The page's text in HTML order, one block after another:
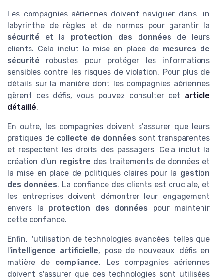
Les compagnies aériennes doivent naviguer dans un
labyrinthe de règles et de normes pour garantir la
sécurité et la protection des données de leurs
clients. Cela inclut la mise en place de mesures de
sécurité robustes pour protéger les informations
sensibles contre les risques de violation. Pour plus de
détails sur la manière dont les compagnies aériennes
gèrent ces défis, vous pouvez consulter cet article
détaillé.
En outre, les compagnies doivent s'assurer que leurs
pratiques de collecte de données sont transparentes
et respectent les droits des passagers. Cela inclut la
création d'un registre des traitements de données et
la mise en place de politiques claires pour la gestion
des données. La confiance des clients est cruciale, et
les entreprises doivent démontrer leur engagement
envers la protection des données pour maintenir
cette confiance.
Enfin, l'utilisation de technologies avancées, telles que
l'intelligence artificielle, pose de nouveaux défis en
matière de compliance. Les compagnies aériennes
doivent s'assurer que ces technologies sont utilisées